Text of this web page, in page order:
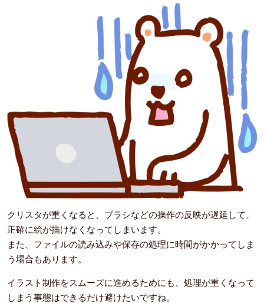
クリスタが重くなると、ブラシなどの操作の反映が遅延して、
正確に絵が描けなくなってしまいます。
また、ファイルの読み込みや保存の処理に時間がかかってしま
う場合もあります。
イラスト制作をスムーズに進めるためにも、処理が重くなって
しまう事態はできるだけ避けたいですね。